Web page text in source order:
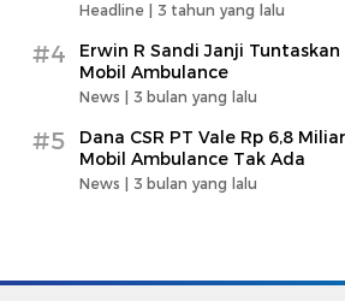
Headline | 3 tahun yang lalu
#4
Erwin R Sandi Janji
Mobil Ambulance
News | 3 bulan yang lalu
#5
Dana CSR PT Vale Rp 6,8
Mobil Ambulance Tak Ada
News | 3 bulan yang lalu